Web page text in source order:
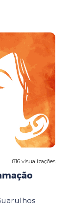
816 visualizações